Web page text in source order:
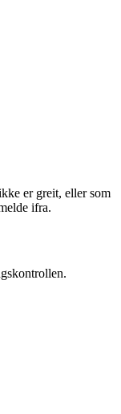
er greit, eller som
ifra.